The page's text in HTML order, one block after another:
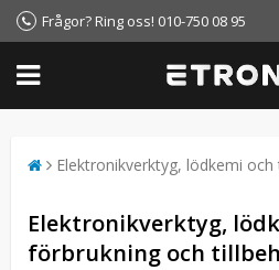
Frågor? Ring oss! 010-750 08 95
Elektronikverktyg, lödkemi
Elektronikverktyg,
förbrukning och